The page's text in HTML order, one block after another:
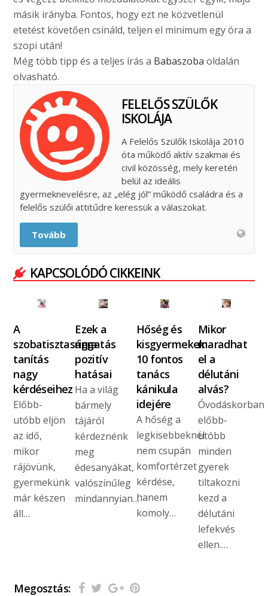
másik irányba. Fontos, hogy ezt ne közvetlenül
etetést követően csináld, teljen el minimum egy óra a
szopi után!
Még több tipp és a teljes írás a Babaszoba oldalán
olvasható.
FELELŐS SZÜLŐK
ISKOLÁJA
A Felelős Szülők Iskolája 2010
óta működő aktív szakmai és
civil közösség, mely keretén
belül az ideális
gyermeknevelésre, az „elég jól” működő családra és a
felelős szülői attitűdre keressük a válaszokat.
Tovább
KAPCSOLÓDÓ CIKKEINK
A
szobatisztaságra
tanítás
nagy
kérdéseihez
Előbb-
utóbb eljön
az idő,
mikor
rájövünk,
gyermekünk
már készen
áll…
Ezek a
ringatás
pozitív
hatásai
Ha a világ
bármely
tájáról
kérdeznénk
meg
édesanyákat,
valószínűleg
mindannyian…
Hőség és
kisgyermekek:
10 fontos
tanács
kánikula
idejére
A hőség a
legkisebbeknél
nem csupán
komfortérzet
kérdése,
hanem
komoly…
Mikor
maradhat
el a
délutáni
alvás?
Óvodáskorban
előbb-
utóbb
minden
gyerek
tiltakozni
kezd a
délutáni
lefekvés
ellen.…
Megosztás: